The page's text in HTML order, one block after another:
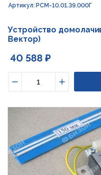
Артикул: РСМ-10.01.39.000Г
Устройство
Вектор)
40 588 ₽
Увеличить